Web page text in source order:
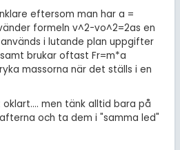
eftersom man har a =
formeln v^2-vo^2=2as en
i lutande plan uppgifter
brukar oftast Fr=m*a
massorna när det ställs i en
men tänk alltid bara på
och ta dem i "samma led"